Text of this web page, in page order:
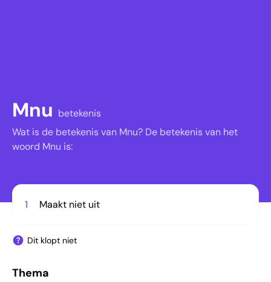
Mnu betekenis
Wat is de betekenis van Mnu? De betekenis van het
woord Mnu is:
1 Maakt niet uit
Dit klopt niet
Thema